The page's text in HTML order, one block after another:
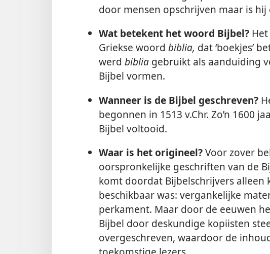
door mensen opschrijven maar is hij
Wat betekent het woord Bijbel?Het
Griekse woord biblia, dat ‘boekjes’
werd bibliagebruikt als aanduiding
Bijbel vormen.
Wanneer is de Bijbel geschreven?
begonnen in 1513 v.Chr. Zo’n 1600
Bijbel voltooid.
Waar is het origineel?Voor zover
oorspronkelijke geschriften van de
komt doordat Bijbelschrijvers
beschikbaar was: vergankelijke
perkament. Maar door de eeuwen
Bijbel door deskundige kopiisten
overgeschreven, waardoor de